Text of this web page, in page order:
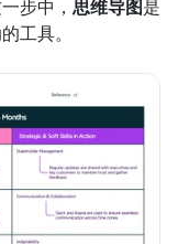
步中， 思维导图是
工具。